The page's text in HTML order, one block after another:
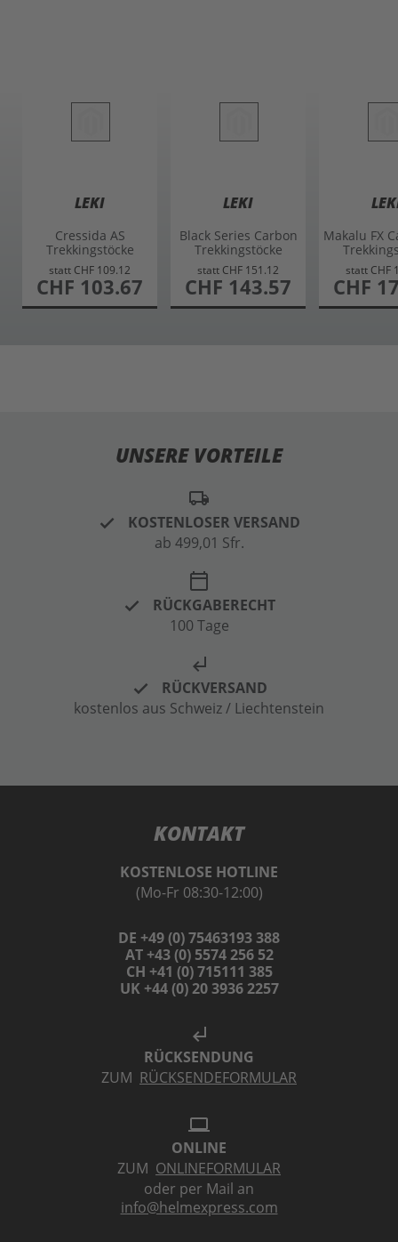
LEKI
Cressida AS
Trekkingstöcke
schwarz 90-125cm
statt CHF 109.12
sonderangebot
CHF 103.67
LEKI
Black Series Carbon
Trekkingstöcke
schwarz 100-135cm
statt CHF 151.12
sonderangebot
CHF 143.57
Makalu FX
schwarz
statt CHF
CHF
UNSERE VORTEILE
local_shipping
KOSTENLOSER VERSAND
ab 499,01 Sfr.
calendar_today
RÜCKGABERECHT
100 Tage
subdirectory_arrow_left
RÜCKVERSAND
kostenlos aus Schweiz / Liechtenstein
KONTAKT
KOSTENLOSE HOTLINE
(Mo-Fr 08:30-12:00)
DE +49 (0) 75463193 388
AT +43 (0) 5574 256 52
CH +41 (0) 715111 385
UK +44 (0) 20 3936 2257
subdirectory_arrow_left
RÜCKSENDUNG
ZUM RÜCKSENDEFORMULAR
laptop
ONLINE
ZUM ONLINEFORMULAR
oder per Mail an
info@helmexpress.com